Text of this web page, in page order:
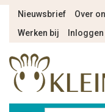
Nieuwsbrief Over
Werken bij
Inloggen